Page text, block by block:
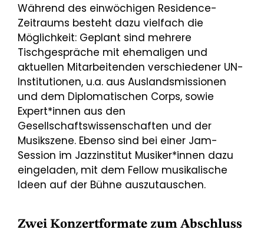
Während des einwöchigen Residence-
Zeitraums besteht dazu vielfach die
Möglichkeit: Geplant sind mehrere
Tischgespräche mit ehemaligen und
aktuellen Mitarbeitenden verschiedener UN-
Institutionen, u.a. aus Auslandsmissionen
und dem Diplomatischen Corps, sowie
Expert*innen aus den
Gesellschaftswissenschaften und der
Musikszene. Ebenso sind bei einer Jam-
Session im Jazzinstitut Musiker*innen dazu
eingeladen, mit dem Fellow musikalische
Ideen auf der Bühne auszutauschen.
Zwei Konzertformate zum Abschluss